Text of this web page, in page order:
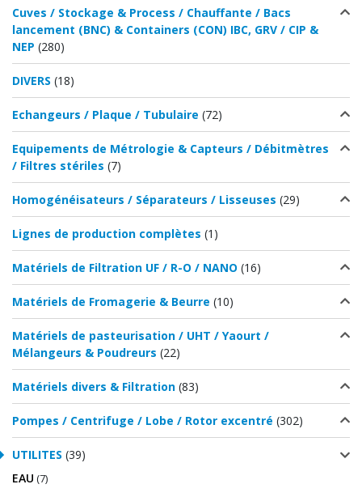
Cuves / Stockage & Process / Chauffante / Bacs
lancement (BNC) & Containers (CON) IBC, GRV / CIP &
NEP (280)
DIVERS (18)
Echangeurs / Plaque / Tubulaire (72)
Equipements de Métrologie & Capteurs / Débitmètres
/ Filtres stériles (7)
Homogénéisateurs / Séparateurs / Lisseuses (29)
Lignes de production complètes (1)
Matériels de Filtration UF / R-O / NANO (16)
Matériels de Fromagerie & Beurre (10)
Matériels de pasteurisation / UHT / Yaourt /
Mélangeurs & Poudreurs (22)
Matériels divers & Filtration (83)
Pompes / Centrifuge / Lobe / Rotor excentré (302)
UTILITES (39)
EAU (7)